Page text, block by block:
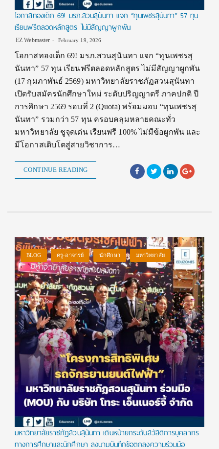
โอกาสทองเด็ก 69! มรภ.สวนสุนันทา แจก “ทุนเพชรสุนันทา” 57 ทุน
เรียนฟรีตลอดหลักสูตร ไม่มีสัญญาผูกพัน
EZ Webmaster February 19, 2026
โอกาสทองเด็ก 69! มรภ.สวนสุนันทา แจก “ทุนเพชรสุ
นันทา” 57 ทุน เรียนฟรีตลอดหลักสูตร ไม่มีสัญญาผูกพัน
(17 กุมภาพันธ์ 2569) มหาวิทยาลัยราชภัฏสวนสุนันทา
เปิดรับสมัครนักศึกษาใหม่ ระดับปริญญาตรี ภาคปกติ ปี
การศึกษา 2569 รอบที่ 2 (Quota) พร้อมมอบ “ทุนเพชรสุ
นันทา” รวมกว่า 57 ทุน ครอบคลุมหลายคณะทั่ว
มหาวิทยาลัย ชูจุดเด่น เรียนฟรี 100% ไม่มีข้อผูกพัน และ
มีโอกาสเติบโตสู่สายวิชาการ…
CONTINUE READING
BLOG ครู-อาจารย์ นักศึกษา มหาวิทยาลัย
มหาวิทยาลัยราชภัฏสวนสุนันทา เดินหน้ายกระดับสวัสดิการบุคลากร
ทางการศึกษาและนักศึกษา ลงนามบันทึกข้อตกลงความร่วมมือ